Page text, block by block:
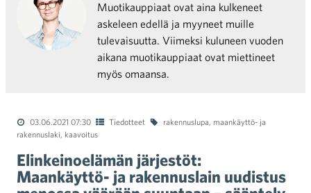
Muotikauppiaat ovat aina kulkeneet
askeleen edellä ja myyneet muille
tulevaisuutta. Viimeksi kuluneen vuoden
aikana muotikauppiaat ovat miettineet
myös omaansa.
03.06.2021 07:30 Tiedotteet rakennuslupa, maankäyttö- ja
rakennuslaki, kaavoitus
Elinkeinoelämän järjestöt:
Maankäyttö- ja rakennuslain uudistus